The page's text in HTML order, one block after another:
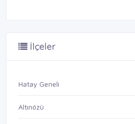
İlçeler
Hatay Geneli
Altınözü